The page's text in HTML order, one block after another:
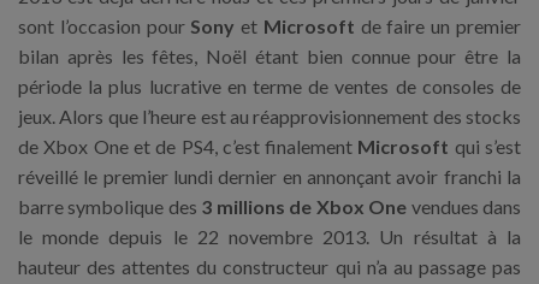
sont l’occasion pour Sony et Microsoft de faire un premier
bilan après les fêtes, Noël étant bien connue pour être la
période la plus lucrative en terme de ventes de consoles de
jeux. Alors que l’heure est au réapprovisionnement des stocks
de Xbox One et de PS4, c’est finalement Microsoft qui s’est
réveillé le premier lundi dernier en annonçant avoir franchi la
barre symbolique des 3 millions de Xbox One vendues dans
le monde depuis le 22 novembre 2013. Un résultat à la
hauteur des attentes du constructeur qui n’a au passage pas